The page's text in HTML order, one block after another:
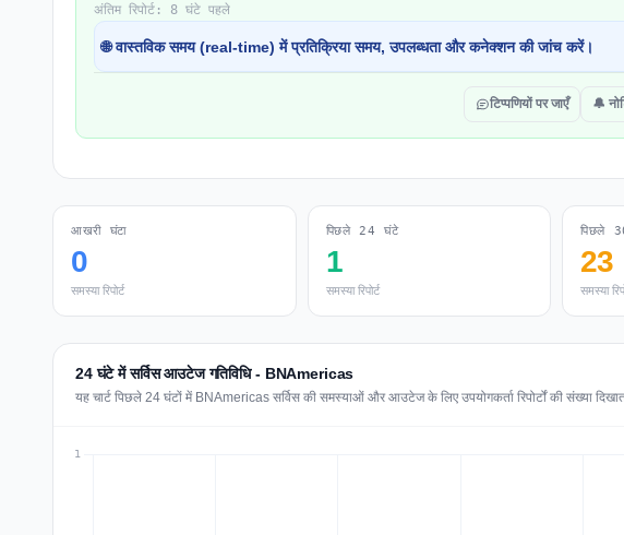
अंतिम रिपोर्ट: 8 घंटे पहले
🌐 वास्तविक समय (real-time) में प्रतिक्रिया समय, उपलब्धता और कनेक्शन की जांच करें।
टिप्पणियों पर जाएँ 🔔
आखरी घंटा
0
समस्या रिपोर्ट
पिछले 24 घंटे
1
समस्या रिपोर्ट
पिछले
23
समस्या
24 घंटे में सर्विस आउटेज गतिविधि - BNAmericas
यह चार्ट पिछले 24 घंटों में BNAmericas सर्विस की समस्याओं और आउटेज के लिए उपयोगकर्ता रिपोर्टों की संख्या